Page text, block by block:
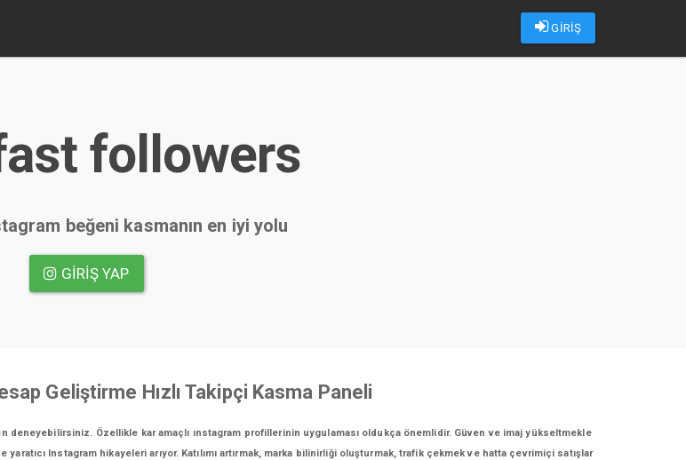
GİRİŞ
followers
beğeni kasmanın en iyi yolu
GIRIŞ YAP
Geliştirme Hızlı Takipçi Kasma Paneli
Özellikle kar amaçlı ınstagram profillerinin uygulaması oldukça önemlidir. Güven ve imaj yükseltmekle
Instagram hikayeleri arıyor. Katılımı artırmak, marka bilinirliği oluşturmak, trafik çekmek ve hatta çevrimiçi satışlar